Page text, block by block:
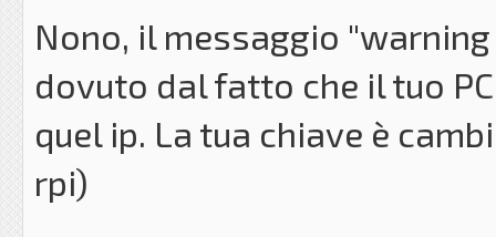
Nono, il messaggio
dovuto dal fatto che il tuo
quel ip. La tua chiave è
rpi)